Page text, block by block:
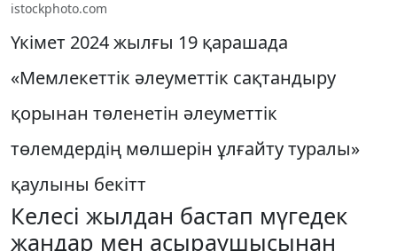
istockphoto.com
Үкімет 2024 жылғы 19 қарашада
«Мемлекеттік әлеуметтік сақтандыру
қорынан төленетін әлеуметтік
төлемдердің мөлшерін ұлғайту туралы»
қаулыны бекітт
Келесі жылдан бастап мүгедек
жандар мен асыраушысынан